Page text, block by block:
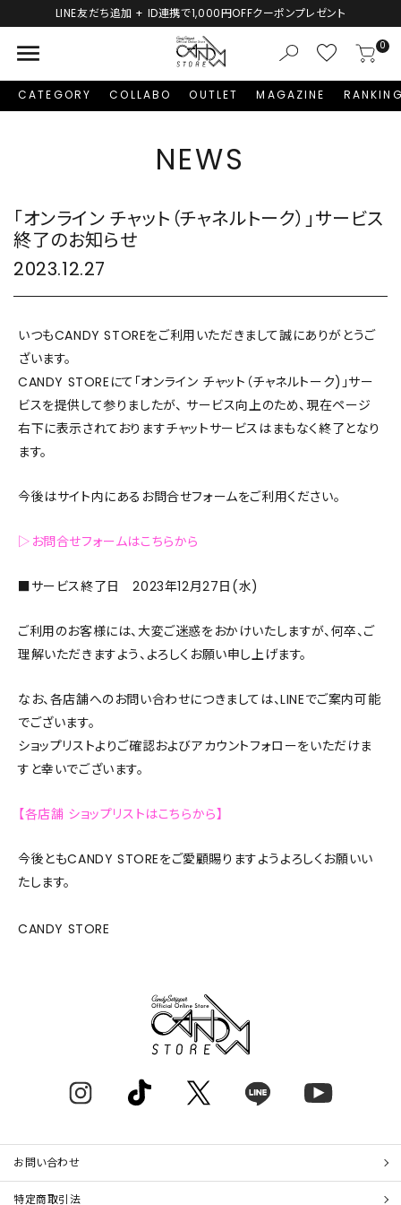
LINE友だち追加 + ID連携で1,000円OFFクーポンプレゼント
menu 0
CATEGORY COLLABO OUTLET MAGAZINE
NEWS
「オンライン チャット（チャネルトーク）」サービス
終了のお知らせ
2023.12.27
いつもCANDY STOREをご利用いただきまして誠にありがとうご
ざいます。
CANDY STOREにて「オンライン チャット（チャネルトーク)」サー
ビスを提供して参りましたが、 サービス向上のため、現在ページ
右下に表示されておりますチャットサービスはまもなく終了となり
ます。
今後はサイト内にあるお問合せフォームをご利用ください。
▷お問合せフォームはこちらから
■サービス終了日 2023年12月27日(水)
ご利用のお客様には、大変ご迷惑をおかけいたしますが、何卒、ご
理解いただきますよう、よろしくお願い申し上げます。
なお、各店舗へのお問い合わせにつきましては、LINEでご案内可能
でございます。
ショップリストよりご確認およびアカウントフォローをいただけま
すと幸いでございます。
【各店舗 ショップリストはこちらから】
今後ともCANDY STOREをご愛顧賜りますようよろしくお願いい
たします。
CANDY STORE
お問い合わせ
特定商取引法